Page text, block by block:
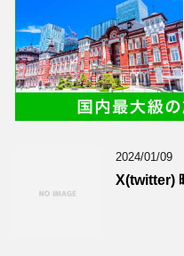
2024/01/09
X(twitter)